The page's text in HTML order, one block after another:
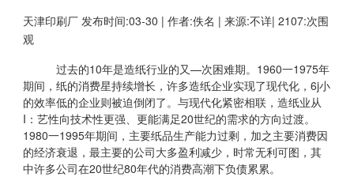
天津印刷厂 发布时间:03-30 | 作者:佚名 | 来源:不详| 2107:次围
观
过去的10年是造纸行业的又—次困难期。1960一1975年
期间，纸的消费星持续增长，许多造纸企业实现了现代化，6j小
的效率低的企业则被迫倒闭了。与现代化紧密相联，造纸业从
I：艺性向技术性更强、更能满足20世纪的需求的方向过渡。
1980一1995年期间，主要纸品生产能力过剩，加之主要消费因
的经济衰退，最主要的公司大多盈利减少，时常无利可图，其
中许多公司在20世纪80年代的消费高潮下负债累累。